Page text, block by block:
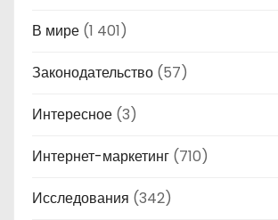
В мире (1 401)
Законодательство (57)
Интересное (3)
Интернет-маркетинг (710)
Исследования (342)